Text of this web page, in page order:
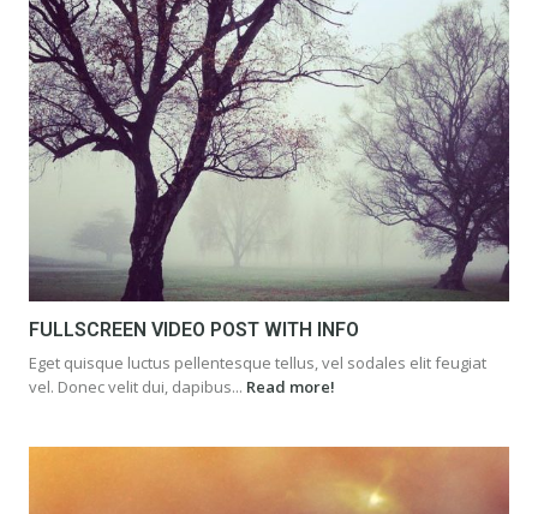
FULLSCREEN VIDEO POST WITH INFO
Eget quisque luctus pellentesque tellus, vel sodales elit feugiat
vel. Donec velit dui, dapibus... Read more!